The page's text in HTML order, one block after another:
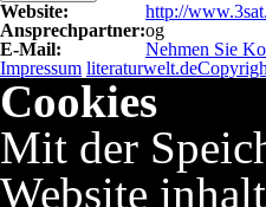
Website:
http://
Ansprechpartner:og
E-Mail:
Nehmen Sie
Impressum literaturwelt.de
Cookies
Mit der
Website